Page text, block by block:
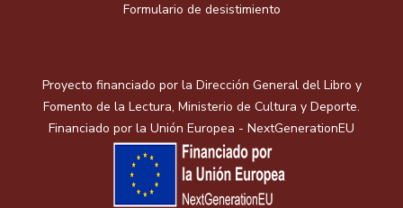
Formulario de desistimiento
Proyecto financiado por la Dirección General del Libro y
Fomento de la Lectura, Ministerio de Cultura y Deporte.
Financiado por la Unión Europea - NextGenerationEU